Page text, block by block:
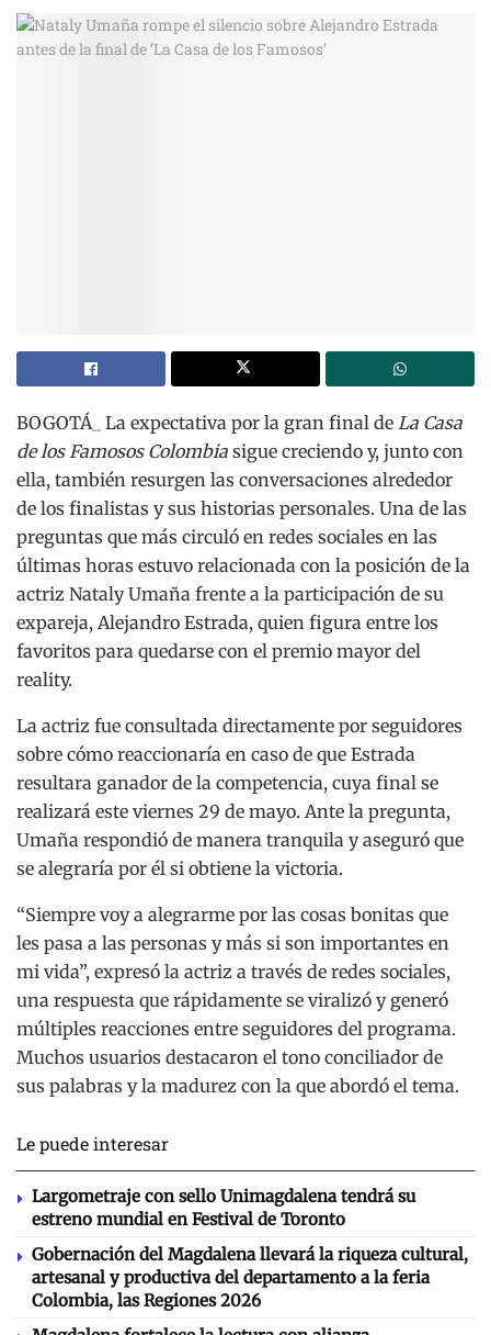
BOGOTÁ_ La expectativa por la gran final de La Casa
de los Famosos Colombia sigue creciendo y, junto con
ella, también resurgen las conversaciones alrededor
de los finalistas y sus historias personales. Una de las
preguntas que más circuló en redes sociales en las
últimas horas estuvo relacionada con la posición de la
actriz Nataly Umaña frente a la participación de su
expareja, Alejandro Estrada, quien figura entre los
favoritos para quedarse con el premio mayor del
reality.
La actriz fue consultada directamente por seguidores
sobre cómo reaccionaría en caso de que Estrada
resultara ganador de la competencia, cuya final se
realizará este viernes 29 de mayo. Ante la pregunta,
Umaña respondió de manera tranquila y aseguró que
se alegraría por él si obtiene la victoria.
“Siempre voy a alegrarme por las cosas bonitas que
les pasa a las personas y más si son importantes en
mi vida”, expresó la actriz a través de redes sociales,
una respuesta que rápidamente se viralizó y generó
múltiples reacciones entre seguidores del programa.
Muchos usuarios destacaron el tono conciliador de
sus palabras y la madurez con la que abordó el tema.
Le puede interesar
Largometraje con sello Unimagdalena tendrá su
estreno mundial en Festival de Toronto
Gobernación del Magdalena llevará la riqueza cultural,
artesanal y productiva del departamento a la feria
Colombia, las Regiones 2026